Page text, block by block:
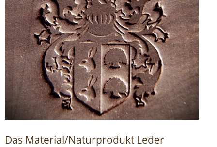
Das Material/Naturprodukt Leder